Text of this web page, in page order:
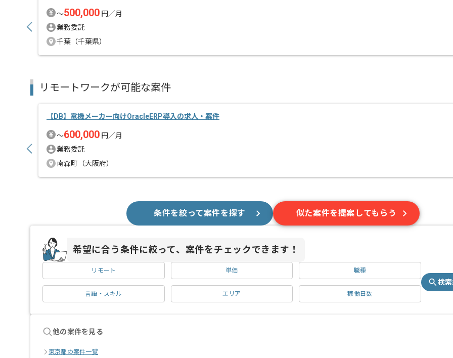
〜500,000 円／月
業務委託
千葉（千葉県）
リモートワークが可能な案件
【DB】電機メーカー向けOracleERP導入の求人・案件
〜600,000 円／月
業務委託
南森町（大阪府）
条件を絞って案件を探す 似た案件を提案してもらう
希望に合う条件に絞って、案件をチェックできます！
リモート 単価 職種
言語・スキル エリア 稼働日数
検
他の案件を見る
東京都の案件一覧